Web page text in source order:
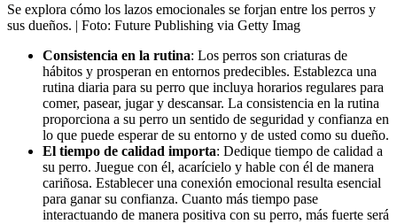
Se explora cómo los lazos emocionales se forjan entre los perros y
sus dueños. | Foto: Future Publishing via Getty Imag
Consistencia en la rutina: Los perros son criaturas de
hábitos y prosperan en entornos predecibles. Establezca una
rutina diaria para su perro que incluya horarios regulares para
comer, pasear, jugar y descansar. La consistencia en la rutina
proporciona a su perro un sentido de seguridad y confianza en
lo que puede esperar de su entorno y de usted como su dueño.
El tiempo de calidad importa: Dedique tiempo de calidad a
su perro. Juegue con él, acarícielo y hable con él de manera
cariñosa. Establecer una conexión emocional resulta esencial
para ganar su confianza. Cuanto más tiempo pase
interactuando de manera positiva con su perro, más fuerte será